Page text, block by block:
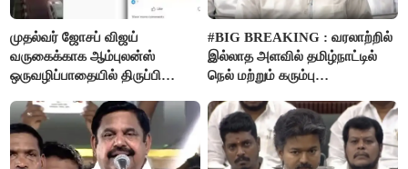
முதல்வர் ஜோசப் விஜய்
வருகைக்காக ஆம்புலன்ஸ்
ஒருவழிப்பாதையில் திருப்பி
தான்..!
#BIG BREAKING : வரலாற்றில்
இல்லாத அளவில் தமிழ்நாட்டில்
நெல் மற்றும் கரும்பு
ஊக்கத்தொகையை உயர்த்த
முடிவு - முதலமைச்சர் விஜய்
அறிவிப்பு..!